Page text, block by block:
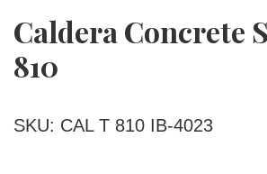
Caldera Concrete
810
SKU: CAL T 810 IB-4023